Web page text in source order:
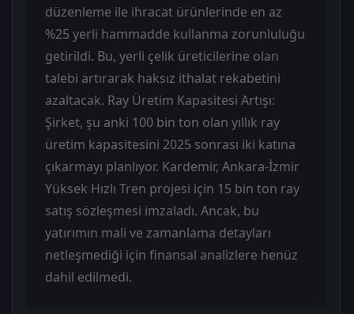
düzenleme ile ihracat ürünlerinde en az
%25 yerli hammadde kullanma zorunluluğu
getirildi. Bu, yerli çelik üreticilerine olan
talebi artırarak haksız ithalat rekabetini
azaltacak. Ray Üretim Kapasitesi Artışı:
Şirket, şu anki 100 bin ton olan yıllık ray
üretim kapasitesini 2025 sonrası iki katına
çıkarmayı planlıyor. Kardemir, Ankara-İzmir
Yüksek Hızlı Tren projesi için 15 bin ton ray
satış sözleşmesi imzaladı. Ancak, bu
yatırımın mali ve zamanlama detayları
netleşmediği için finansal analizlere henüz
dahil edilmedi.